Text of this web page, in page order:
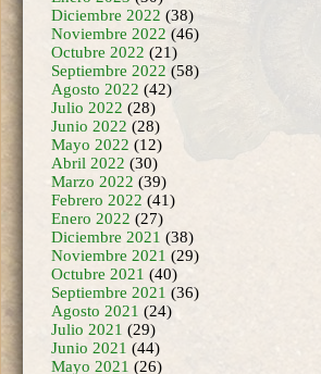
Octubre 2022(21)
Septiembre 2022 (58)
Agosto 2022(42)
Julio 2022(28)
Junio 2022(28)
Mayo 2022(12)
Abril 2022(30)
Marzo 2022 (39)
Febrero 2022(41)
Enero 2022(27)
Diciembre 2021(38)
Noviembre 2021
Octubre 2021(40)
Septiembre 2021 (36)
Agosto 2021(24)
Julio 2021(29)
Junio 2021(44)
Mayo 2021(26)
Abril 2021 (46)
Marzo 2021 (50)